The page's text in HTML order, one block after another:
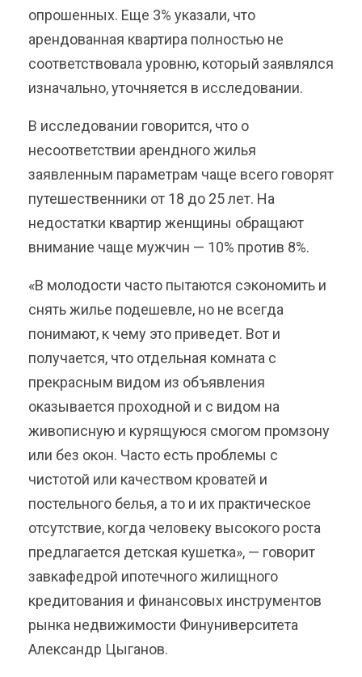
опрошенных. Еще 3% указали, что
арендованная квартира полностью не
соответствовала уровню, который заявлялся
изначально, уточняется в исследовании.
В исследовании говорится, что о
несоответствии арендного жилья
заявленным параметрам чаще всего говорят
путешественники от 18 до 25 лет. На
недостатки квартир женщины обращают
внимание чаще мужчин — 10% против 8%.
«В молодости часто пытаются сэкономить и
снять жилье подешевле, но не всегда
понимают, к чему это приведет. Вот и
получается, что отдельная комната с
прекрасным видом из объявления
оказывается проходной и с видом на
живописную и курящуюся смогом промзону
или без окон. Часто есть проблемы с
чистотой или качеством кроватей и
постельного белья, а то и их практическое
отсутствие, когда человеку высокого роста
предлагается детская кушетка», — говорит
завкафедрой ипотечного жилищного
кредитования и финансовых инструментов
рынка недвижимости Финуниверситета
Александр Цыганов.